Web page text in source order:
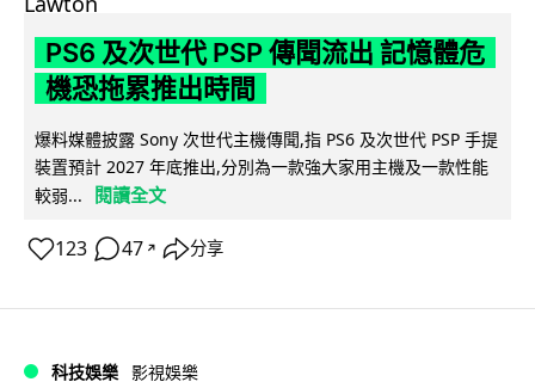
PS6 及次世代 PSP 傳聞流出 記憶體危
機恐拖累推出時間
爆料媒體披露 Sony 次世代主機傳聞,指 PS6 及次世代 PSP 手提
裝置預計 2027 年底推出,分別為一款強大家用主機及一款性能
較弱...
閱讀全文
123 47 ↗ 分享
科技娛樂 影視娛樂